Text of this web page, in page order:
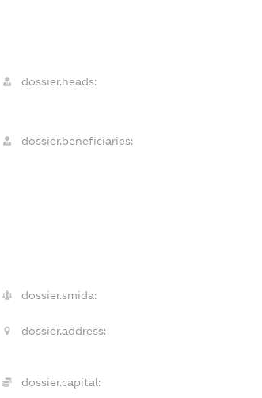
dossier.heads:
dossier.beneficiaries:
dossier.smida:
dossier.address:
dossier.capital: